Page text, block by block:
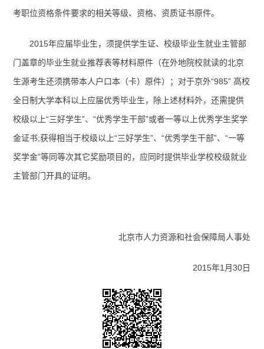
考职位资格条件要求的相关等级、资格、资质证书原件。
2015年应届毕业生，须提供学生证、校级毕业生就业主管部
门盖章的毕业生就业推荐表等材料原件（在外地院校就读的北京
生源考生还须携带本人户口本（卡）原件）；对于京外“985” 高校
全日制大学本科以上应届优秀毕业生，除上述材料外，还需提供
校级以上“三好学生”、“优秀学生干部”或者一等以上优秀学生奖学
金证书;获得相当于校级以上“三好学生”、“优秀学生干部”、“一等
奖学金”等同等次其它奖励项目的，应同时提供毕业学校校级就业
主管部门开具的证明。
北京市人力资源和社会保障局人事处
2015年1月30日